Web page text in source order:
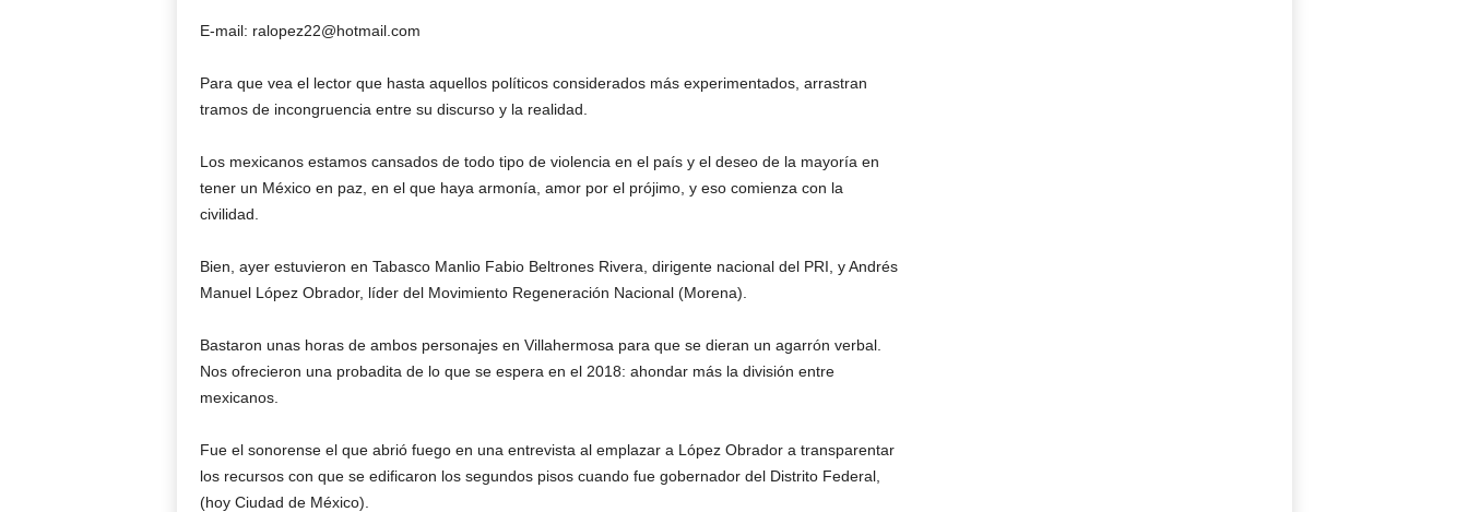
E-mail: ralopez22@hotmail.com
Para que vea el lector que hasta aquellos políticos considerados más experimentados, arrastran
tramos de incongruencia entre su discurso y la realidad.
Los mexicanos estamos cansados de todo tipo de violencia en el país y el deseo de la mayoría en
tener un México en paz, en el que haya armonía, amor por el prójimo, y eso comienza con la
civilidad.
Bien, ayer estuvieron en Tabasco Manlio Fabio Beltrones Rivera, dirigente nacional del PRI, y Andrés
Manuel López Obrador, líder del Movimiento Regeneración Nacional (Morena).
Bastaron unas horas de ambos personajes en Villahermosa para que se dieran un agarrón verbal.
Nos ofrecieron una probadita de lo que se espera en el 2018: ahondar más la división entre
mexicanos.
Fue el sonorense el que abrió fuego en una entrevista al emplazar a López Obrador a transparentar
los recursos con que se edificaron los segundos pisos cuando fue gobernador del Distrito Federal,
(hoy Ciudad de México).